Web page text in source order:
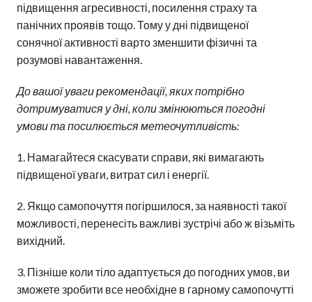
підвищення агресивності, посилення страху та
панічних проявів тощо. Тому у дні підвищеної
сонячної активності варто зменшити фізичні та
розумові навантаження.
До вашої уваги рекомендації, яких потрібно
дотримуватися у дні, коли змінюються погодні
умови та посилюється метеочутливість:
1. Намагайтеся скасувати справи, які вимагають
підвищеної уваги, витрат сил і енергії.
2. Якщо самопочуття погіршилося, за наявності такої
можливості, перенесіть важливі зустрічі або ж візьміть
вихідний.
3. Пізніше коли тіло адаптується до погодних умов, ви
зможете зробити все необхідне в гарному самопочутті